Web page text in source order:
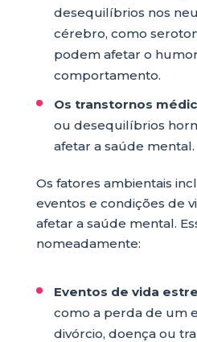
desequilíbrios nos
cérebro, como
podem afetar o
comportamento.
Os transtornos
ou desequilíbrios
afetar a saúde mental.
Os fatores ambientais
eventos e condições de
afetar a saúde mental.
nomeadamente:
Eventos de vida
como a perda de um
divórcio, doença ou